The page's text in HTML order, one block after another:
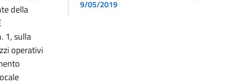
della
1, sulla
operativi
9/05/2019